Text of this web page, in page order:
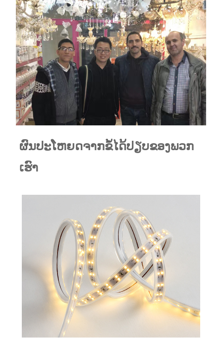
ຜົນປະໂຫຍດຈາກຂໍ້ໄດ້ປຽບຂອງພວກ
ເຮົາ